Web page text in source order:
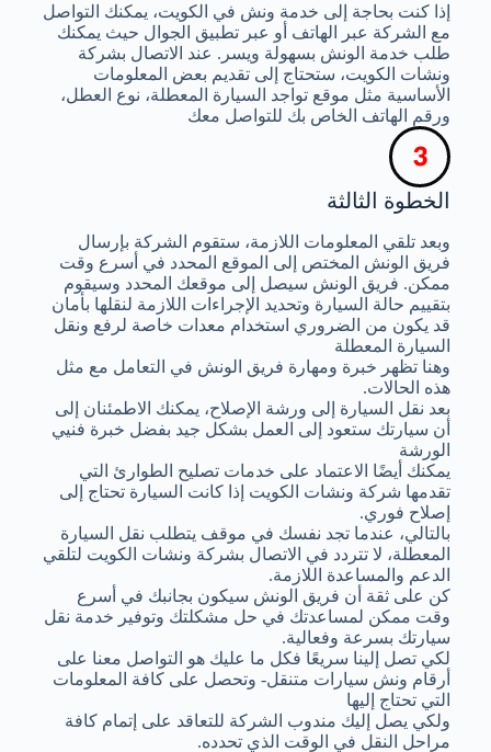
إذا كنت بحاجة إلى خدمة ونش في الكويت، يمكنك التواصل
مع الشركة عبر الهاتف أو عبر تطبيق الجوال حيث يمكنك
طلب خدمة الونش بسهولة ويسر. عند الاتصال بشركة
ونشات الكويت، ستحتاج إلى تقديم بعض المعلومات
الأساسية مثل موقع تواجد السيارة المعطلة، نوع العطل،
ورقم الهاتف الخاص بك للتواصل معك
الخطوة الثالثة
وبعد تلقي المعلومات اللازمة، ستقوم الشركة بإرسال
فريق الونش المختص إلى الموقع المحدد في أسرع وقت
ممكن. فريق الونش سيصل إلى موقعك المحدد وسيقوم
بتقييم حالة السيارة وتحديد الإجراءات اللازمة لنقلها بأمان
قد يكون من الضروري استخدام معدات خاصة لرفع ونقل
السيارة المعطلة
وهنا تظهر خبرة ومهارة فريق الونش في التعامل مع مثل
هذه الحالات.
بعد نقل السيارة إلى ورشة الإصلاح، يمكنك الاطمئنان إلى
أن سيارتك ستعود إلى العمل بشكل جيد بفضل خبرة فنيي
الورشة
يمكنك أيضًا الاعتماد على خدمات تصليح الطوارئ التي
تقدمها شركة ونشات الكويت إذا كانت السيارة تحتاج إلى
إصلاح فوري.
بالتالي، عندما تجد نفسك في موقف يتطلب نقل السيارة
المعطلة، لا تتردد في الاتصال بشركة ونشات الكويت لتلقي
الدعم والمساعدة اللازمة.
كن على ثقة أن فريق الونش سيكون بجانبك في أسرع
وقت ممكن لمساعدتك في حل مشكلتك وتوفير خدمة نقل
سيارتك بسرعة وفعالية.
لكي تصل إلينا سريعًا فكل ما عليك هو التواصل معنا على
أرقام ونش سيارات متنقل- وتحصل على كافة المعلومات
التي تحتاج إليها
ولكي يصل إليك مندوب الشركة للتعاقد على إتمام كافة
مراحل النقل في الوقت الذي تحدده.